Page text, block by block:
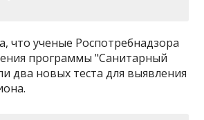
что ученые Роспотребнадзора
программы "Санитарный
два новых теста для выявления